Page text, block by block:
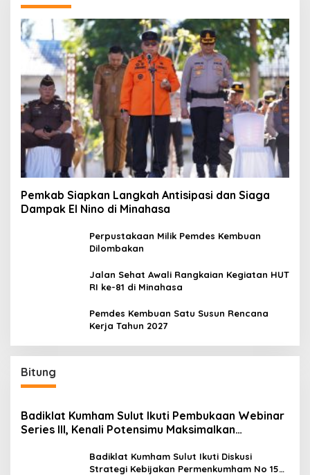
Pemkab Siapkan Langkah Antisipasi dan Siaga
Dampak El Nino di Minahasa
Perpustakaan Milik Pemdes Kembuan
Dilombakan
Jalan Sehat Awali Rangkaian Kegiatan HUT
RI ke-81 di Minahasa
Pemdes Kembuan Satu Susun Rencana
Kerja Tahun 2027
Bitung
Badiklat Kumham Sulut Ikuti Pembukaan Webinar
Series III, Kenali Potensimu Maksimalkan
Badiklat Kumham Sulut Ikuti Diskusi
Strategi Kebijakan Permenkumham No 15